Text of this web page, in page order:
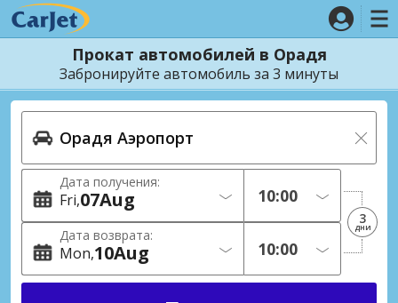
Прокат автомобилей в Орадя
Забронируйте автомобиль за 3 минуты
Дата получения:
Fri 07Aug
Дата возврата:
Mon 10Aug
3
дни